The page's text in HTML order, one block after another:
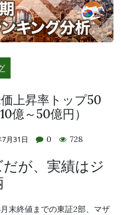
上昇率トップ50
億～50億円）
月31日 0 728
が、実績はジ
末終値までの東証2部、マザ